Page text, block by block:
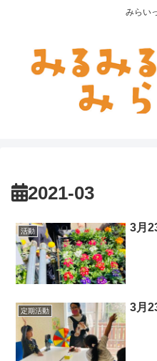
みらい
2021-03
活動 3月
定期活動 3月